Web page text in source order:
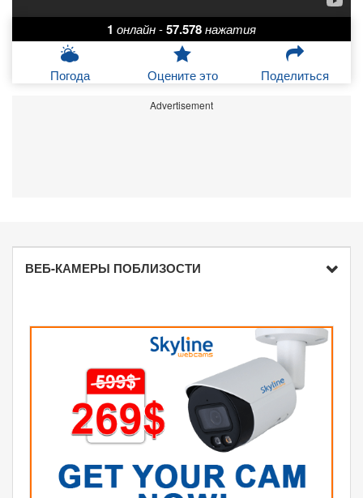
1 онлайн-57.578нажатия
Погода Оцените это Поделиться
Advertisement
ВЕБ-КАМЕРЫ ПОБЛИЗОСТИ